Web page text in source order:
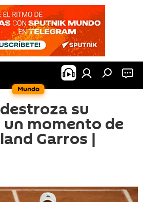
Mundo
su
momento de
Garros |